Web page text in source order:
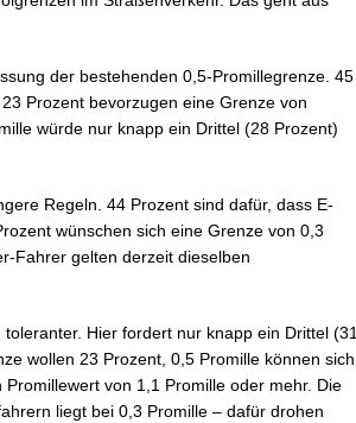
der bestehenden 0,5-Promillegrenze. 45
Prozent bevorzugen eine Grenze von
würde nur knapp ein Drittel (28 Prozent)
Regeln. 44 Prozent sind dafür, dass E-
wünschen sich eine Grenze von 0,3
Fahrer gelten derzeit dieselben
Hier fordert nur knapp ein Drittel (31
wollen 23 Prozent, 0,5 Promille können sich
von 1,1 Promille oder mehr. Die
liegt bei 0,3 Promille – dafür drohen